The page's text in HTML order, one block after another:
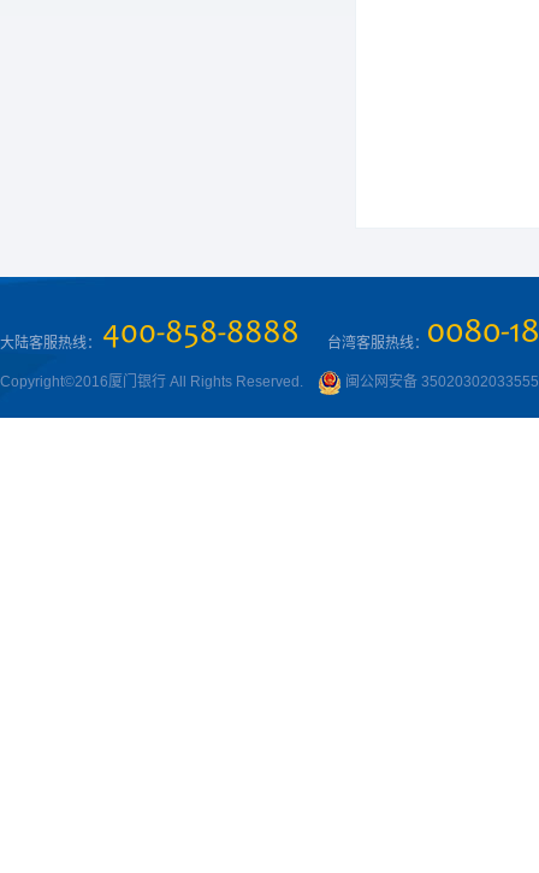
大陆客服热线： 台湾客服热线：
Copyright©2016厦门银行 All Rights Reserved. 闽公网安备